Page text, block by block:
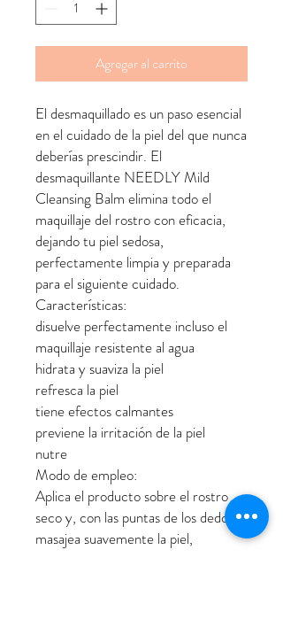
Agregar al carrito
El desmaquillado es un paso esencial
en el cuidado de la piel del que nunca
deberías prescindir. El
desmaquillante NEEDLY Mild
Cleansing Balm elimina todo el
maquillaje del rostro con eficacia,
dejando tu piel sedosa,
perfectamente limpia y preparada
para el siguiente cuidado.
Características:
disuelve perfectamente incluso el
maquillaje resistente al agua
hidrata y suaviza la piel
refresca la piel
tiene efectos calmantes
previene la irritación de la piel
nutre
Modo de empleo:
Aplica el producto sobre el rostro
seco y, con las puntas de los dedos,
masajea suavemente la piel,